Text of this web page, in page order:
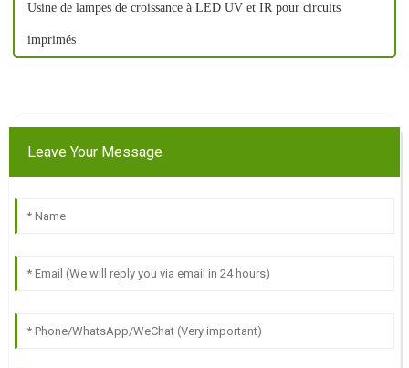
Usine de lampes de croissance à LED UV et IR pour circuits
imprimés
Leave Your Message